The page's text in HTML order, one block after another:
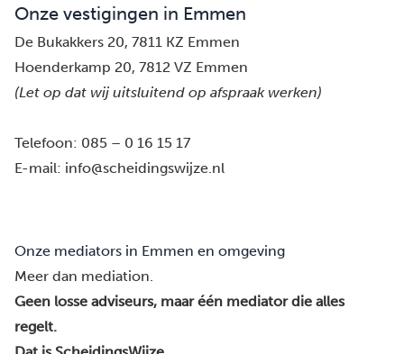
Onze vestigingen in Emmen
De Bukakkers 20, 7811 KZ Emmen
Hoenderkamp 20, 7812 VZ Emmen
(Let op dat wij uitsluitend op afspraak werken)
Telefoon: 085 – 0 16 15 17
E-mail: info@scheidingswijze.nl
Onze mediators in Emmen en omgeving
Meer dan mediation.
Geen losse adviseurs, maar één mediator die alles
regelt.